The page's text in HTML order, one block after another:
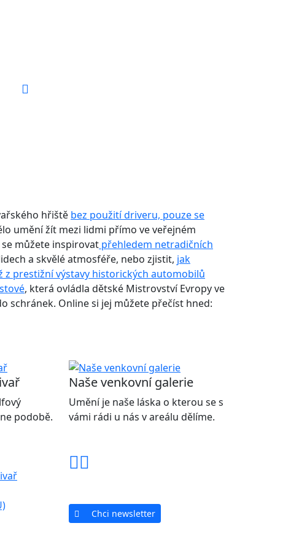
hřiště bez použití driveru, pouze se
umění žít mezi lidmi přímo ve veřejném
se můžete inspirovat přehledem netradičních
a skvělé atmosféře, nebo zjistit, jak
z prestižní výstavy historických automobilů
, která ovládla dětské Mistrovství Evropy ve
schránek. Online si jej můžete přečíst hned:
podobě.
Naše venkovní galerie
Umění je naše láska o kterou se s
vámi rádi u nás v areálu dělíme.
Chci newsletter